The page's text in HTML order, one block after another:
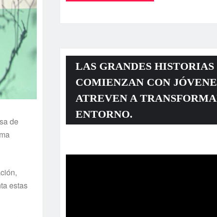
de
estas
LAS GRANDES HISTORIAS
COMIENZAN CON
ATREVEN A
ENTORNO.